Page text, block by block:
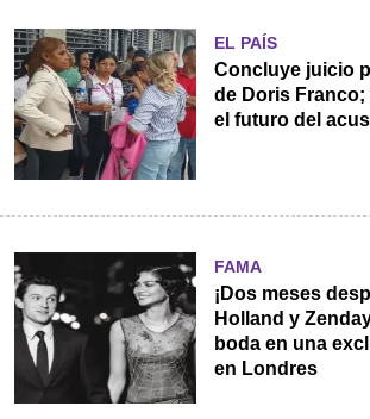
EL PAÍS
Concluye juicio
de Doris
el futuro del
FAMA
¡Dos meses
Holland y
boda en una
en Londres